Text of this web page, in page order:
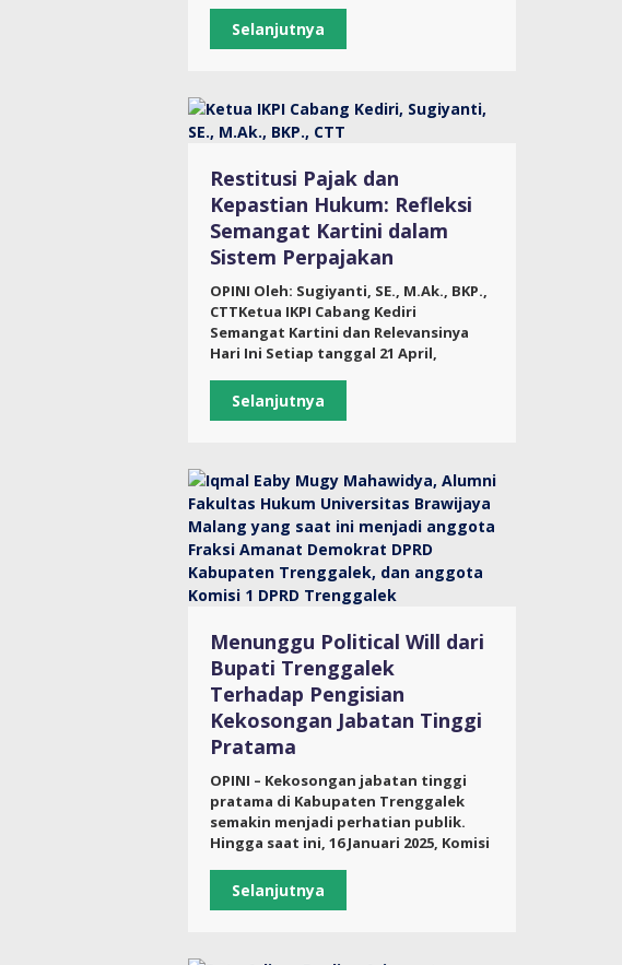
Selanjutnya
Restitusi Pajak dan
Kepastian Hukum: Refleksi
Semangat Kartini dalam
Sistem Perpajakan
OPINI Oleh: Sugiyanti, SE., M.Ak., BKP.,
CTTKetua IKPI Cabang Kediri
Semangat Kartini dan Relevansinya
Hari Ini Setiap tanggal 21 April,
Selanjutnya
Menunggu Political Will dari
Bupati Trenggalek
Terhadap Pengisian
Kekosongan Jabatan Tinggi
Pratama
OPINI – Kekosongan jabatan tinggi
pratama di Kabupaten Trenggalek
semakin menjadi perhatian publik.
Hingga saat ini, 16 Januari 2025, Komisi
Selanjutnya